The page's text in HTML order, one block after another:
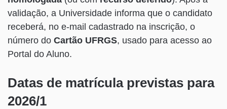
validação, a Universidade informa que o candidato
receberá, no e-mail cadastrado na inscrição, o
número do Cartão UFRGS, usado para acesso ao
Portal do Aluno.
Datas de matrícula previstas para
2026/1